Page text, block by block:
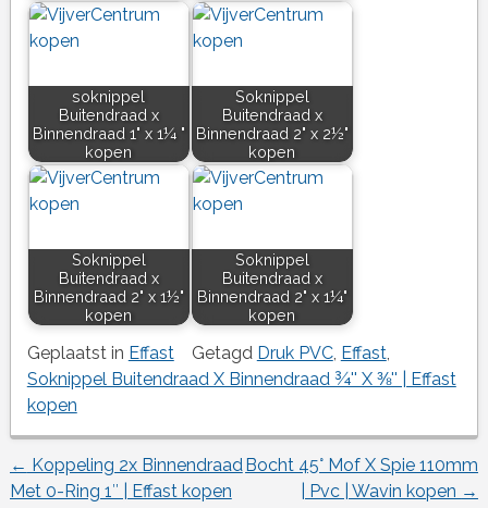
soknippel
Buitendraad x
Binnendraad 1" x 1¼ "
kopen
Soknippel
Buitendraad x
Binnendraad 2" x 2½"
kopen
Soknippel
Buitendraad x
Binnendraad 2" x 1½"
kopen
Soknippel
Buitendraad x
Binnendraad 2" x 1¼"
kopen
Geplaatst in Effast Getagd Druk PVC, Effast,
Soknippel Buitendraad X Binnendraad ¾'' X ⅜'' | Effast
kopen
Berichtnavigatie
← Koppeling 2x Binnendraad
Met 0-Ring 1″ | Effast kopen
Bocht 45° Mof X Spie 110mm
| Pvc | Wavin kopen →